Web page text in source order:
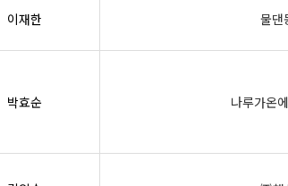
이재한 물댄
박효순 나루가온